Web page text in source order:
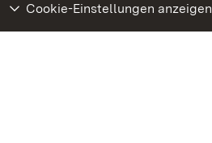
Cookie-Einstellungen anzeigen
Weiteres